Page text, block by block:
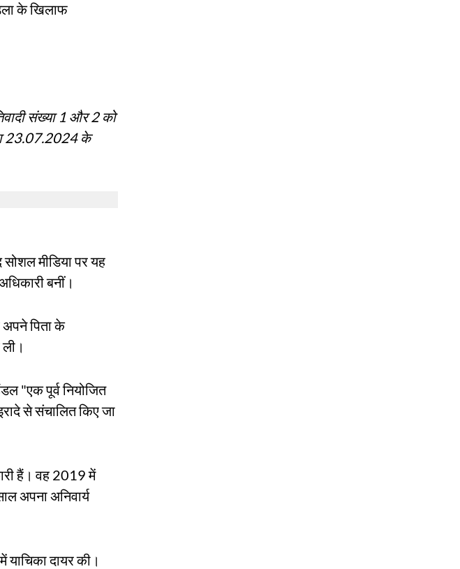
के खिलाफ
संख्या 1 और 2 को
23.07.2024 के
मीडिया पर यह
बनीं।
पिता के
"एक पूर्व नियोजित
से संचालित किए जा
हैं। वह 2019 में
अपना अनिवार्य
दायर की।